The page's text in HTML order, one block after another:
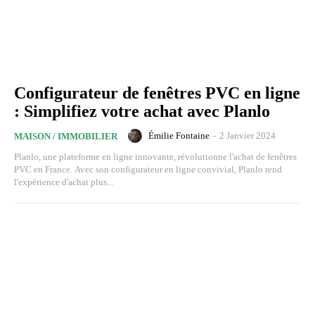
Configurateur de fenêtres PVC en ligne
: Simplifiez votre achat avec Planlo
MAISON / IMMOBILIER Émilie Fontaine - 2 Janvier 2024
Planlo, une plateforme en ligne innovante, révolutionne l'achat de fenêtres
PVC en France. Avec son configurateur en ligne convivial, Planlo rend
l'expérience d'achat plus...